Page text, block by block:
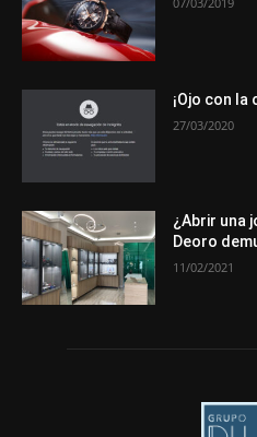
¡Ojo con
27/03/2020
¿Abrir una
Deoro
11/02/2021